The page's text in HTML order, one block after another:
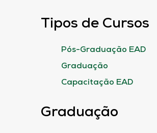
Tipos de Cursos
Pós-Graduação EAD
Graduação
Capacitação EAD
Graduação